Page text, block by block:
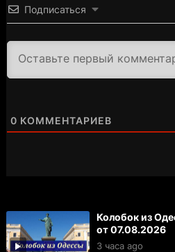
Подписаться
0 КОММЕНТАРИЕВ
Колобок из
от 07.08.2026
3 часа ago